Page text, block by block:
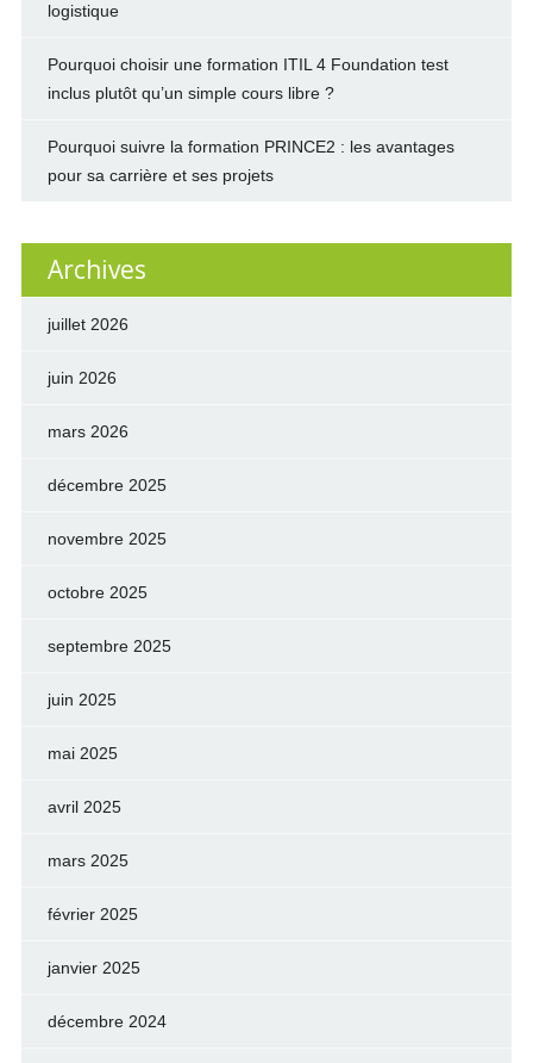
logistique
Pourquoi choisir une formation ITIL 4 Foundation test
inclus plutôt qu’un simple cours libre ?
Pourquoi suivre la formation PRINCE2 : les avantages
pour sa carrière et ses projets
Archives
juillet 2026
juin 2026
mars 2026
décembre 2025
novembre 2025
octobre 2025
septembre 2025
juin 2025
mai 2025
avril 2025
mars 2025
février 2025
janvier 2025
décembre 2024